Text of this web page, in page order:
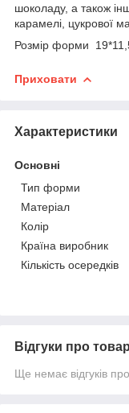
шоколаду, а також
карамелі, цукрової
Розмір форми
Приховати
Характеристики
Основні
Тип форми
Матеріал
Колір
Країна виробник
Кількість осередків
Відгуки про товар
Ще немає відгуків